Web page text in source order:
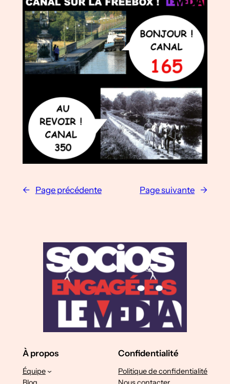
← Page précédente Page suivante →
À propos
Équipe
Confidentialité
Politique de confidentialité